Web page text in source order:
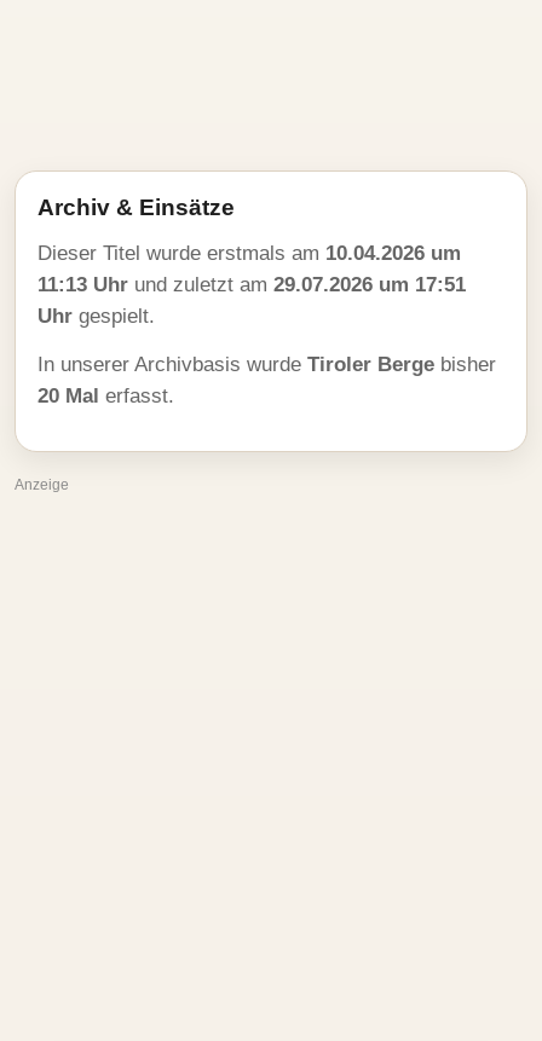
Archiv & Einsätze
Dieser Titel wurde erstmals am 10.04.2026 um
11:13 Uhr und zuletzt am 29.07.2026 um 17:51
Uhr gespielt.
In unserer Archivbasis wurde Tiroler Berge bisher
20 Mal erfasst.
Anzeige